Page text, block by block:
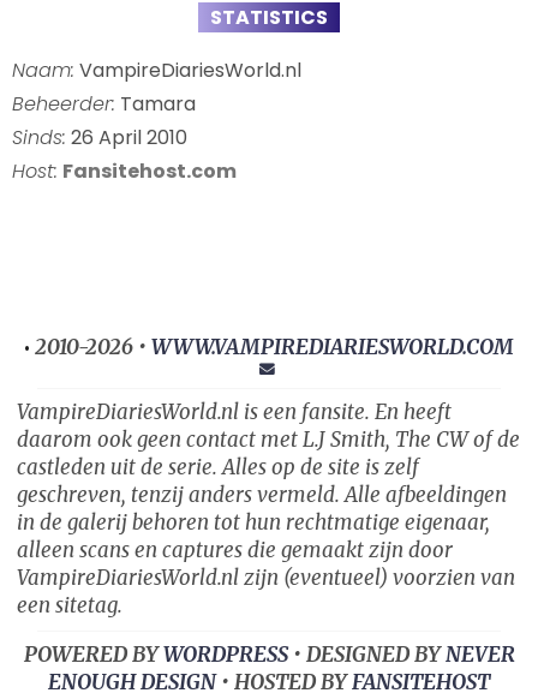
STATISTICS
Naam: VampireDiariesWorld.nl
Beheerder: Tamara
Sinds: 26 April 2010
Host: Fansitehost.com
• 2010-2026 • WWW.VAMPIREDIARIESWORLD.COM
VampireDiariesWorld.nl is een fansite. En heeft
daarom ook geen contact met L.J Smith, The CW of de
castleden uit de serie. Alles op de site is zelf
geschreven, tenzij anders vermeld. Alle afbeeldingen
in de galerij behoren tot hun rechtmatige eigenaar,
alleen scans en captures die gemaakt zijn door
VampireDiariesWorld.nl zijn (eventueel) voorzien van
een sitetag.
POWERED BYWORDPRESS• DESIGNED BYNEVER
ENOUGH DESIGN• HOSTED BYFANSITEHOST